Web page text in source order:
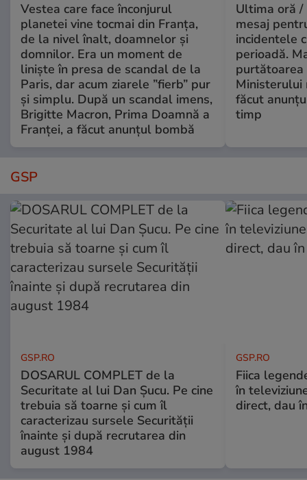
Vestea care face înconjurul
planetei vine tocmai din Franța,
de la nivel înalt, doamnelor și
domnilor. Era un moment de
liniște în presa de scandal de la
Paris, dar acum ziarele ”fierb” pur
și simplu. După un scandal imens,
Brigitte Macron, Prima Doamnă a
Franței, a făcut anunțul bombă
Ultima oră /
mesaj
incidentele
perioadă.
purtătoarea
Ministerului
făcut
timp
GSP
GSP.RO
DOSARUL COMPLET de la
Securitate al lui Dan Șucu. Pe cine
trebuia să toarne și cum îl
caracterizau sursele Securității
înainte și după recrutarea din
august 1984
GSP.RO
Fiica
în
direct, dau